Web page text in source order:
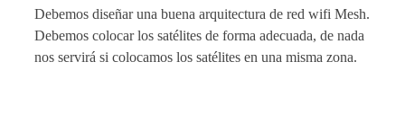
Debemos diseñar una buena arquitectura de red wifi Mesh.
Debemos colocar los satélites de forma adecuada, de nada
nos servirá si colocamos los satélites en una misma zona.